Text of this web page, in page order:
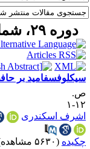
دوره ۲۹، شماره ۱۷۷ - ( مهر ۱۳۹۸ )
بر
۱
اسکندری
(۵۶۳۰ مشاهده)